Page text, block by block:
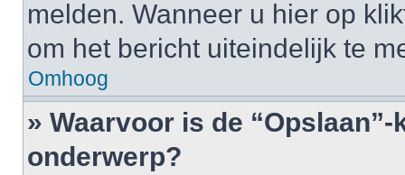
melden. Wanneer u hier op
om het bericht uiteindelijk te
Omhoog
» Waarvoor is de
onderwerp?